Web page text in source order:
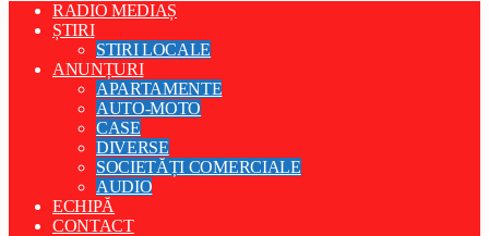
RADIO MEDIAȘ
ȘTIRI
STIRI LOCALE
ANUNȚURI
APARTAMENTE
AUTO-MOTO
CASE
DIVERSE
SOCIETĂȚI COMERCIALE
AUDIO
ECHIPĂ
CONTACT